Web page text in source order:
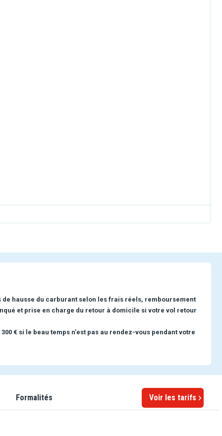
hausse du carburant selon les frais réels, remboursement
et prise en charge du retour à domicile si votre vol retour
€ si le beau temps n'est pas au rendez-vous pendant votre
Formalités Voir les tarifs